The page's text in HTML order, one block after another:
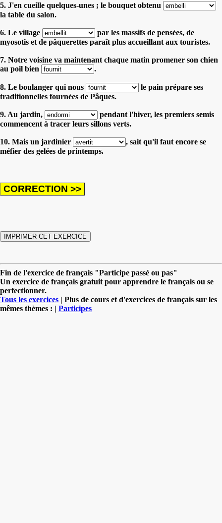
5. J'en cueille quelques-unes ; le bouquet obtenu
la table du salon.
6. Le village
par les massifs de pensées, de
myosotis et de pâquerettes paraît plus accueillant aux touristes.
7. Notre voisine va maintenant chaque matin promener son chien
au poil bien
.
8. Le boulanger qui nous
le pain prépare ses
traditionnelles fournées de Pâques.
9. Au jardin,
pendant l'hiver, les premiers semis
commencent à tracer leurs sillons verts.
10. Mais un jardinier
, sait qu'il faut encore se
méfier des gelées de printemps.
Fin de l'exercice de français "Participe passé ou pas"
Un exercice de français gratuit pour apprendre le français ou se
perfectionner.
Tous les exercices | Plus de cours et d'exercices de français sur les
mêmes thèmes : | Participes